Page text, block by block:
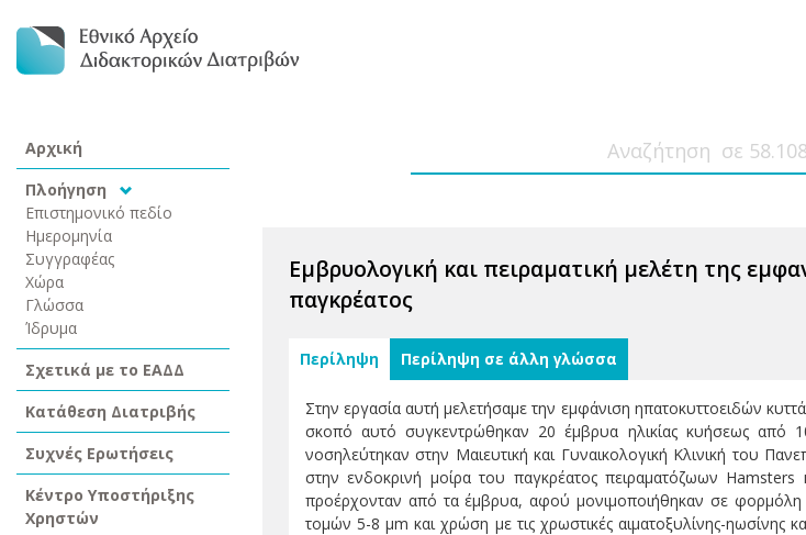
Αρχική
Πλοήγηση
Επιστημονικό πεδίο
Ημερομηνία
Συγγραφέας
Χώρα
Γλώσσα
Ίδρυμα
Σχετικά με το ΕΑΔΔ
Κατάθεση Διατριβής
Συχνές Ερωτήσεις
Κέντρο Υποστήριξης
Χρηστών
Εμβρυολογική και πειραματική μελέτη της
παγκρέατος
Περίληψη Περίληψη σε άλλη γλώσσα
Στην εργασία αυτή μελετήσαμε την εμφάνιση ηπατοκυττοειδών
σκοπό αυτό συγκεντρώθηκαν 20 έμβρυα ηλικίας κυήσεως από
νοσηλεύτηκαν στην Μαιευτική και Γυναικολογική Κλινική του
στην ενδοκρινή μοίρα του παγκρέατος πειραματόζωων Hamsters
προέρχονταν από τα έμβρυα, αφού μονιμοποιήθηκαν σε
τομών 5-8 μm και χρώση με τις χρωστικές αιματοξυλίνης-ηωσίνης